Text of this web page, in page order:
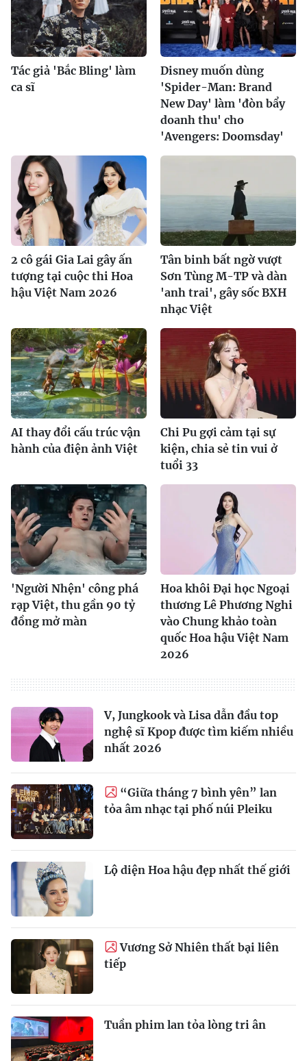
Tác giả 'Bắc Bling' làm
ca sĩ
Disney muốn dùng
'Spider-Man: Brand
New Day' làm 'đòn bẩy
doanh thu' cho
'Avengers: Doomsday'
2 cô gái Gia Lai gây ấn
tượng tại cuộc thi Hoa
hậu Việt Nam 2026
Tân binh bất ngờ vượt
Sơn Tùng M-TP và dàn
'anh trai', gây sốc BXH
nhạc Việt
AI thay đổi cấu trúc vận
hành của điện ảnh Việt
Chi Pu gợi cảm tại sự
kiện, chia sẻ tin vui ở
tuổi 33
'Người Nhện' công phá
rạp Việt, thu gần 90 tỷ
đồng mở màn
Hoa khôi Đại học Ngoại
thương Lê Phương Nghi
vào Chung khảo toàn
quốc Hoa hậu Việt Nam
2026
V, Jungkook và Lisa dẫn đầu top
nghệ sĩ Kpop được tìm kiếm nhiều
nhất 2026
“Giữa tháng 7 bình yên” lan
tỏa âm nhạc tại phố núi Pleiku
Lộ diện Hoa hậu đẹp nhất thế giới
Vương Sở Nhiên thất bại liên
tiếp
Tuần phim lan tỏa lòng tri ân